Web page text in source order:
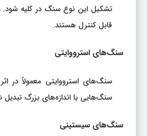
تشکیل این نوع سنگ در کلیه شود.
قابل کنترل هستند.
سنگ‌های استرووایتی
سنگ‌های استرووایتی معمولاً در
سنگ‌هایی با اندازه‌های بزرگ
سنگ‌های سیستینی